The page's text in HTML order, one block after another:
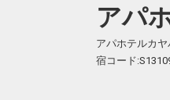
アパ
アパホテルカ
宿コード